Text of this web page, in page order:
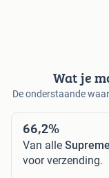
Wat je
De onderstaande
66,2%
Van alle Supreme
voor verzending.